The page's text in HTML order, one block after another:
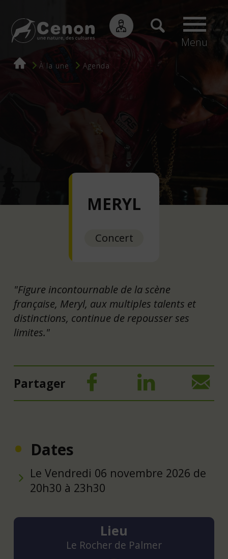
Menu
Fil
À la une Agenda
MERYL
Concert
"Figure incontournable de la scène
française, Meryl, aux multiples talents et
distinctions, continue de repousser ses
limites."
Partager
Dates
Le Vendredi 06 novembre 2026 de
20h30 à 23h30
Lieu
Le Rocher de Palmer